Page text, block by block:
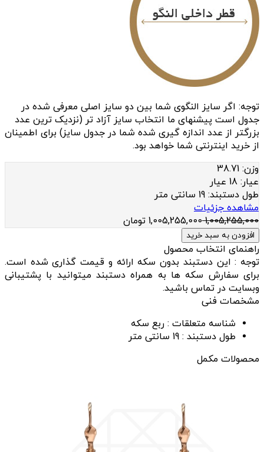
توجه: اگر سایز النگوی شما بین دو سایز اصلی معرفی شده در
جدول است پیشنهای ما انتخاب سایز آزاد تر (نزدیک ترین عدد
بزرگتر از عدد اندازه گیری شده شما در جدول سایز) برای اطمینان
از خرید اینترنتی شما خواهد بود.
وزن: 38.71
عيار: 18 عیار
طول دستبند: 19 سانتی متر
مشاهده جزئیات
1,005,255,000
1,005,255,000 تومان
افزودن به سبد خرید
راهنمای انتخاب محصول
توجه : این دستبند بدون سکه ارائه و قیمت گذاری شده است.
برای سفارش سکه ها به همراه دستبند میتوانید با پشتیبانی
وبسایت در تماس باشید.
مشخصات فنی
شناسه متعلقات : ربع سکه
طول دستبند : 19 سانتی متر
محصولات مکمل